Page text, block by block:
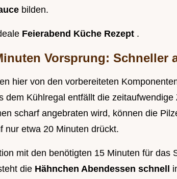
bilden.
Feierabend Küche Rezept .
Vorsprung: Schneller
hier von den vorbereiteten
dem Kühlregal entfällt die
scharf angebraten wird, können die
nur etwa 20 Minuten drückt.
mit den benötigten 15 Minuten für das
die Hähnchen Abendessen schnell